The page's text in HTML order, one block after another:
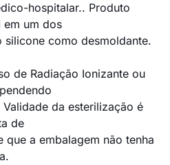
hospitalar.. Produto
um dos
como desmoldante.
de Radiação Ionizante ou
da esterilização é
de
a embalagem não tenha